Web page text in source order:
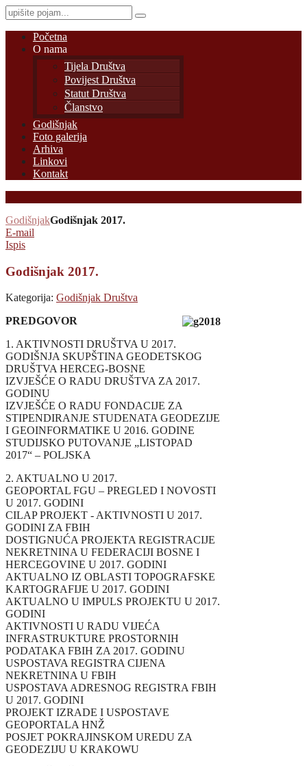
Početna
O nama
Tijela Društva
Povijest Društva
Statut Društva
Članstvo
Godišnjak
Foto galerija
Arhiva
Linkovi
Kontakt
GodišnjakGodišnjak 2017.
E-mail
Ispis
Godišnjak 2017.
Kategorija: Godišnjak Društva
PREDGOVOR
1. AKTIVNOSTI DRUŠTVA U 2017.
GODIŠNJA SKUPŠTINA GEODETSKOG
DRUŠTVA HERCEG-BOSNE
IZVJEŠĆE O RADU DRUŠTVA ZA 2017.
GODINU
IZVJEŠĆE O RADU FONDACIJE ZA
STIPENDIRANJE STUDENATA GEODEZIJE
I GEOINFORMATIKE U 2016. GODINE
STUDIJSKO PUTOVANJE „LISTOPAD
2017“ – POLJSKA
2. AKTUALNO U 2017.
GEOPORTAL FGU – PREGLED I NOVOSTI
U 2017. GODINI
CILAP PROJEKT - AKTIVNOSTI U 2017.
GODINI ZA FBIH
DOSTIGNUĆA PROJEKTA REGISTRACIJE
NEKRETNINA U FEDERACIJI BOSNE I
HERCEGOVINE U 2017. GODINI
AKTUALNO IZ OBLASTI TOPOGRAFSKE
KARTOGRAFIJE U 2017. GODINI
AKTUALNO U IMPULS PROJEKTU U 2017.
GODINI
AKTIVNOSTI U RADU VIJEĆA
INFRASTRUKTURE PROSTORNIH
PODATAKA FBIH ZA 2017. GODINU
USPOSTAVA REGISTRA CIJENA
NEKRETNINA U FBIH
USPOSTAVA ADRESNOG REGISTRA FBIH
U 2017. GODINI
PROJEKT IZRADE I USPOSTAVE
GEOPORTALA HNŽ
POSJET POKRAJINSKOM UREDU ZA
GEODEZIJU U KRAKOWU